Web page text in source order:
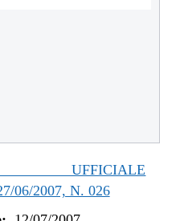
UFFICIALE
06/2007, N. 026